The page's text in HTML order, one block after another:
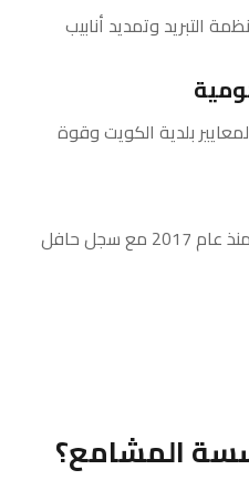
التبريد وتمديد أنابيب
بلدية الكويت وقوة
نعمل في السوق الكويتي منذ عام 2017 مع سجل حافل
المشامع؟